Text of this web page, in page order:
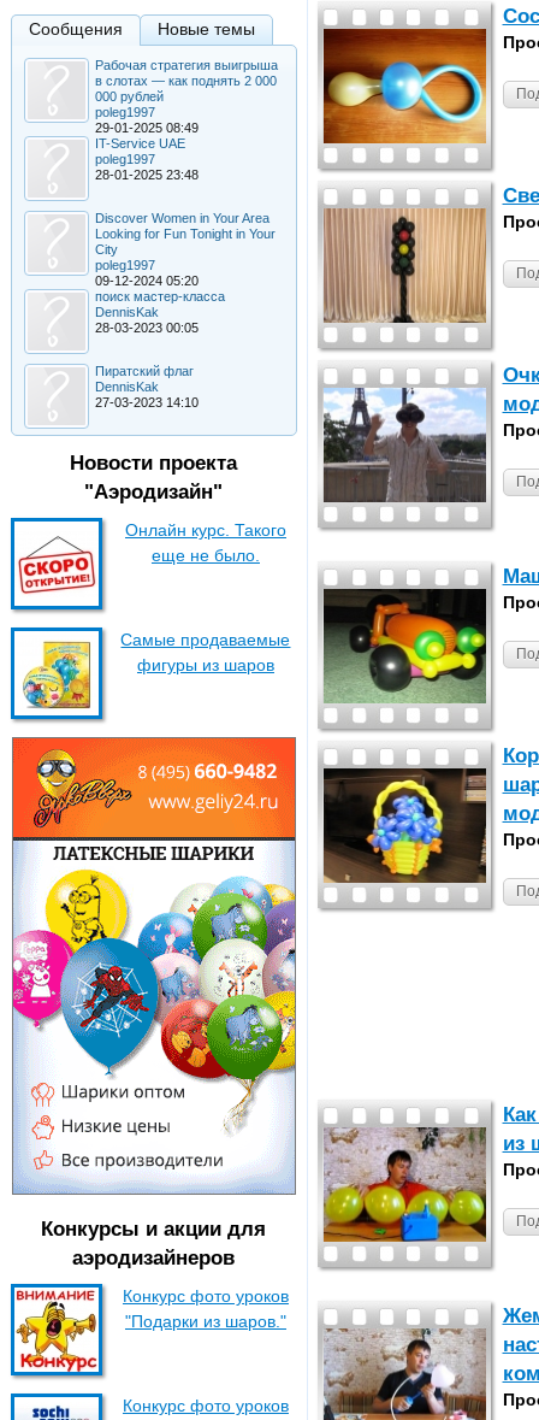
Сообщения Новые темы
Рабочая стратегия выигрыша
в слотах — как поднять 2 000
000 рублей
poleg1997
29-01-2025 08:49
IT-Service UAE
poleg1997
28-01-2025 23:48
Discover Women in Your Area
Looking for Fun Tonight in Your
City
poleg1997
09-12-2024 05:20
поиск мастер-класса
DennisKak
28-03-2023 00:05
Пиратский флаг
DennisKak
27-03-2023 14:10
Новости проекта
"Аэродизайн"
Онлайн курс. Такого
еще не было.
Самые продаваемые
фигуры из шаров
Конкурсы и акции для
аэродизайнеров
Конкурс фото уроков
"Подарки из шаров."
Конкурс фото уроков
из